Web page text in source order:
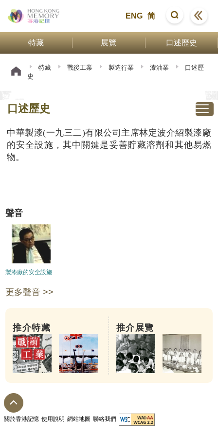
ENG 简
特藏 展覽 口述歷史
特藏 戰後工業 製造行業 漆油業
口述歷
史
口述歷史
中華製漆(一九三二)有限公司主席林定波介紹製漆廠
的安全設施，其中關鍵是妥善貯藏溶劑和其他易燃
物。
聲音
製漆廠的安全設施
更多聲音 >>
推介特藏 推介展覽
關於香港記憶 使用說明 網站地圖 聯絡我們